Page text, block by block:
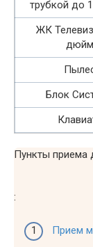
трубкой до
ЖК
Блок
Пункты приема
:
Прием